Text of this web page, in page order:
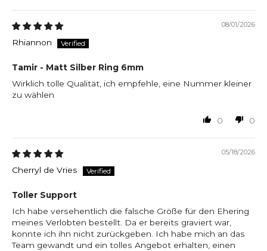
08/01/2026
Rhiannon
Tamir - Matt Silber Ring 6mm
Wirklich tolle Qualität, ich empfehle, eine Nummer kleiner
zu wählen
0 0
05/18/2026
Cherryl de Vries
Toller Support
Ich habe versehentlich die falsche Größe für den Ehering
meines Verlobten bestellt. Da er bereits graviert war,
konnte ich ihn nicht zurückgeben. Ich habe mich an das
Team gewandt und ein tolles Angebot erhalten, einen